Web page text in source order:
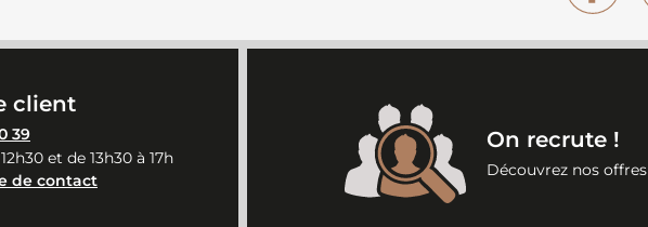
client
39
et de 13h30 à 17h
de contact
On recrute !
Découvrez nos offres